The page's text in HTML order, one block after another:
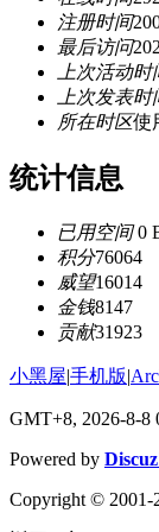
注册时间
最后访问
上次活动时
上次发表时
所在时区使
统计信息
已用空间0
积分76064
威望16014
金钱8147
贡献31923
小黑屋|手机版|
GMT+8, 2026-8-8
Powered by
Copyright © 2001-